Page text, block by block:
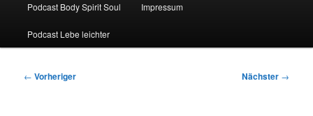
Podcast Body Spirit Soul Impressum
Podcast Lebe leichter
Beitragsnavigation
← Vorheriger Nächster →